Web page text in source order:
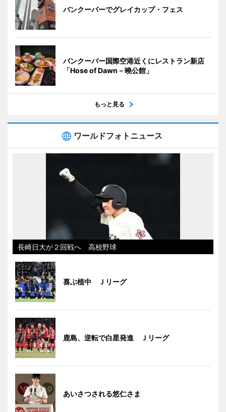
バンクーバーでグレイカップ・フェス
バンクーバー国際空港近くにレストラン新店
「Hose of Dawn－曉公館」
もっと見る
ワールドフォトニュース
長崎日大が２回戦へ 高校野球
喜ぶ植中 Ｊリーグ
鹿島、逆転で白星発進 Ｊリーグ
あいさつされる悠仁さま